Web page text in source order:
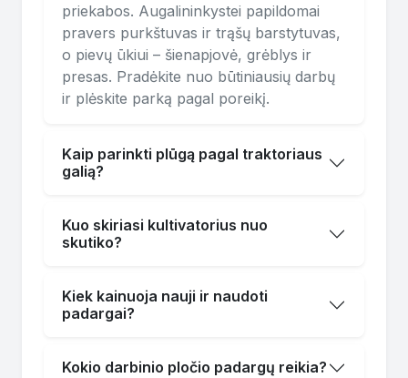
priekabos. Augalininkystei papildomai
pravers purkštuvas ir trąšų barstytuvas,
o pievų ūkiui – šienapjovė, grėblys ir
presas. Pradėkite nuo būtiniausių darbų
ir plėskite parką pagal poreikį.
Kaip parinkti plūgą pagal traktoriaus
galią?
Kuo skiriasi kultivatorius nuo
skutiko?
Kiek kainuoja nauji ir naudoti
padargai?
Kokio darbinio pločio padargų reikia?